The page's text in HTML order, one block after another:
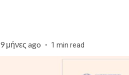
9 μήνες ago 1 min read